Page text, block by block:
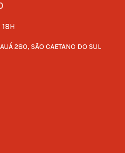
280, SÃO CAETANO DO SUL